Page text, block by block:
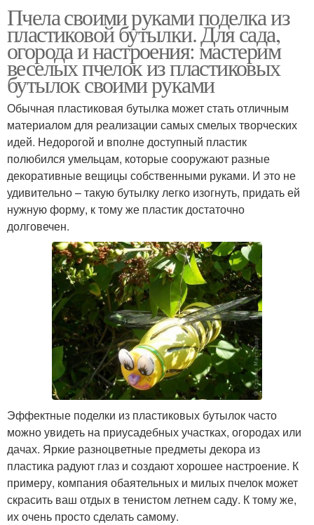
Пчела своими руками поделка из
пластиковой бутылки. Для сада,
огорода и настроения: мастерим
веселых пчелок из пластиковых
бутылок своими руками
Обычная пластиковая бутылка может стать отличным
материалом для реализации самых смелых творческих
идей. Недорогой и вполне доступный пластик
полюбился умельцам, которые сооружают разные
декоративные вещицы собственными руками. И это не
удивительно – такую бутылку легко изогнуть, придать ей
нужную форму, к тому же пластик достаточно
долговечен.
Эффектные поделки из пластиковых бутылок часто
можно увидеть на приусадебных участках, огородах или
дачах. Яркие разноцветные предметы декора из
пластика радуют глаз и создают хорошее настроение. К
примеру, компания обаятельных и милых пчелок может
скрасить ваш отдых в тенистом летнем саду. К тому же,
их очень просто сделать самому.